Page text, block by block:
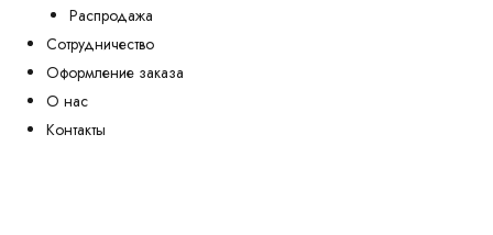
Распродажа
Сотрудничество
Оформление заказа
О нас
Контакты